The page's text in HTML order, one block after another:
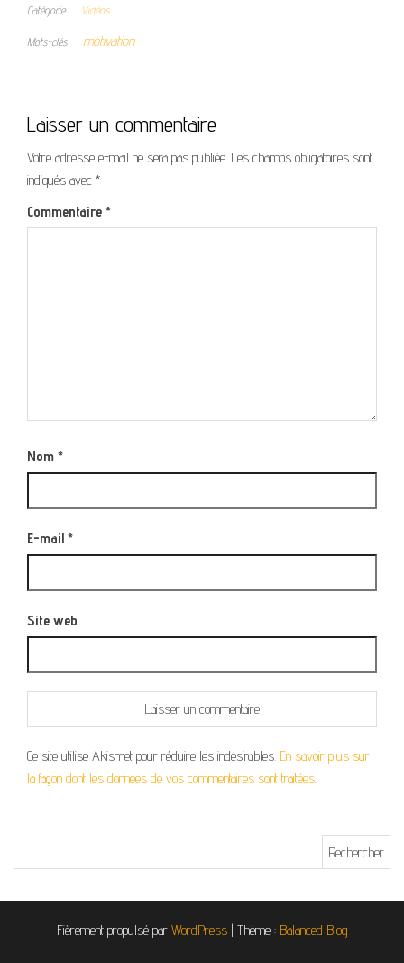
Catégorie Vidéos
Mots-clés motivation
Laisser un commentaire
Votre adresse e-mail ne sera pas publiée. Les champs obligatoires sont
indiqués avec *
Commentaire *
Nom *
E-mail *
Site web
Ce site utilise Akismet pour réduire les indésirables. En savoir plus sur
la façon dont les données de vos commentaires sont traitées.
Fièrement propulsé par WordPress | Thème : Balanced Blog